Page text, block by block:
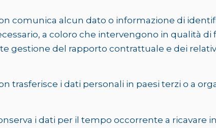
comunica alcun dato o informazione di
a coloro che intervengono in qualità di
gestione del rapporto contrattuale e dei
trasferisce i dati personali in paesi terzi o a
i dati per il tempo occorrente a ricavare